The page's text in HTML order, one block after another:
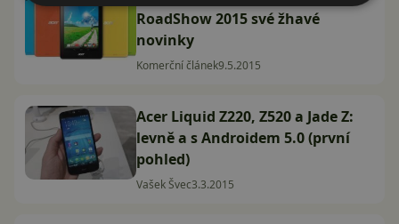
RoadShow 2015 své žhavé
novinky
Komerční článek9.5.2015
Acer Liquid Z220, Z520 a Jade Z:
levně a s Androidem 5.0 (první
pohled)
Vašek Švec3.3.2015